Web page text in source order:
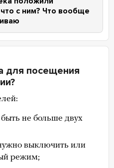
с ним? Что вообще
для посещения
не больше двух
выключить или
режим;